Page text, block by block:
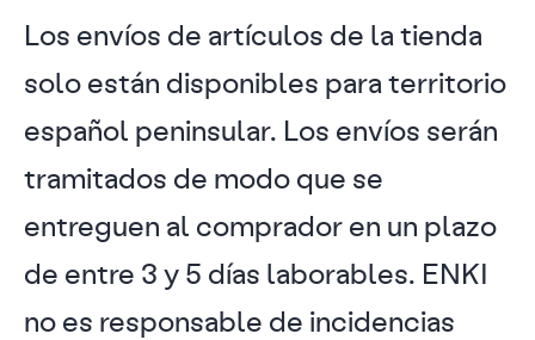
Los envíos de artículos de la tienda
solo están disponibles para territorio
español peninsular. Los envíos serán
tramitados de modo que se
entreguen al comprador en un plazo
de entre 3 y 5 días laborables. ENKI
no es responsable de incidencias